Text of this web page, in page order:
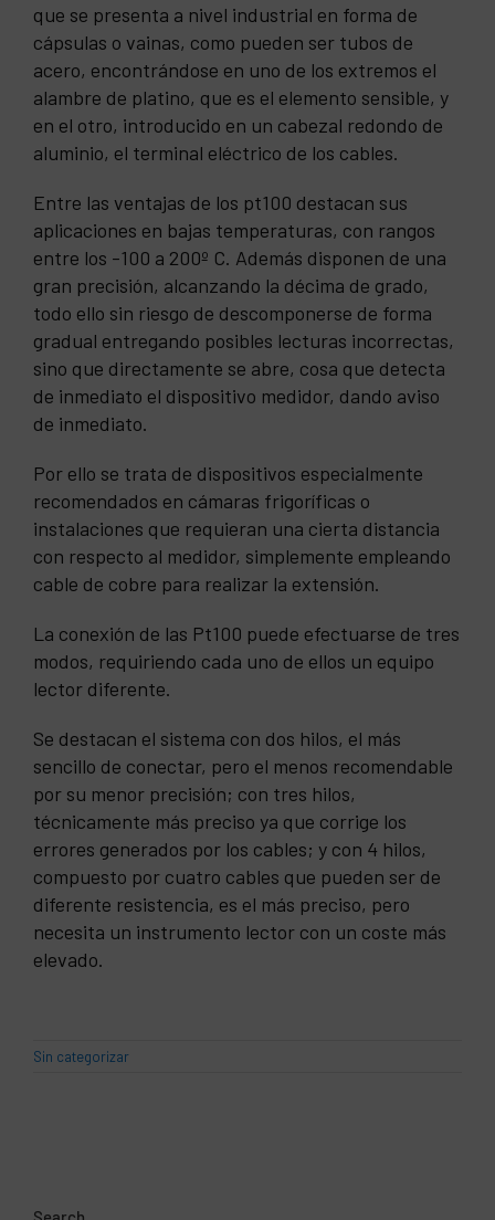
que se presenta a nivel industrial en forma de
cápsulas o vainas, como pueden ser tubos de
acero, encontrándose en uno de los extremos el
alambre de platino, que es el elemento sensible, y
en el otro, introducido en un cabezal redondo de
aluminio, el terminal eléctrico de los cables.
Entre las ventajas de los pt100 destacan sus
aplicaciones en bajas temperaturas, con rangos
entre los -100 a 200º C. Además disponen de una
gran precisión, alcanzando la décima de grado,
todo ello sin riesgo de descomponerse de forma
gradual entregando posibles lecturas incorrectas,
sino que directamente se abre, cosa que detecta
de inmediato el dispositivo medidor, dando aviso
de inmediato.
Por ello se trata de dispositivos especialmente
recomendados en cámaras frigoríficas o
instalaciones que requieran una cierta distancia
con respecto al medidor, simplemente empleando
cable de cobre para realizar la extensión.
La conexión de las Pt100 puede efectuarse de tres
modos, requiriendo cada uno de ellos un equipo
lector diferente.
Se destacan el sistema con dos hilos, el más
sencillo de conectar, pero el menos recomendable
por su menor precisión; con tres hilos,
técnicamente más preciso ya que corrige los
errores generados por los cables; y con 4 hilos,
compuesto por cuatro cables que pueden ser de
diferente resistencia, es el más preciso, pero
necesita un instrumento lector con un coste más
elevado.
Sin categorizar